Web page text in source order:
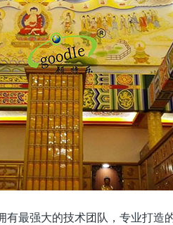
最强大的技术团队，专业打造